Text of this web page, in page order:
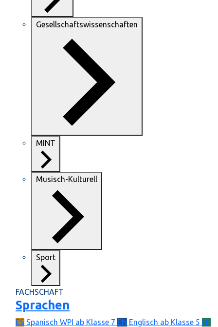
Gesellschaftswissenschaften
MINT
Musisch-Kulturell
Sport
FACHSCHAFT
Sprachen
ES Spanisch WPI ab Klasse 7 EN Englisch ab Klasse 5 FR